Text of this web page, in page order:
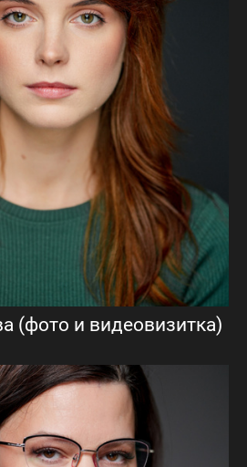
(фото и видеовизитка)